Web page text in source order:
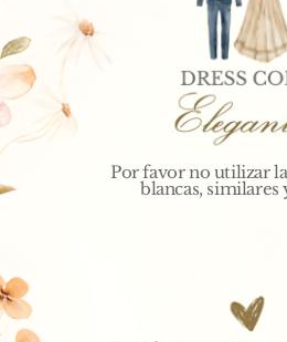
Por favor no utilizar
blancas, similares